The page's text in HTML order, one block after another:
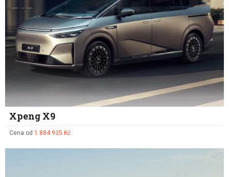
Xpeng X9
Cena od 1 884 935 Kč